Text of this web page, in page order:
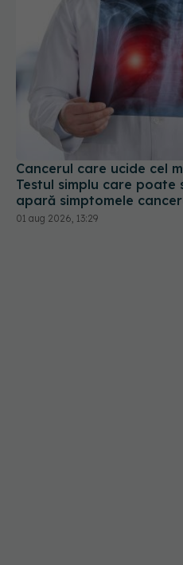
Cancerul care ucide cel
Testul simplu care poate
apară simptomele
01 aug 2026, 13:29